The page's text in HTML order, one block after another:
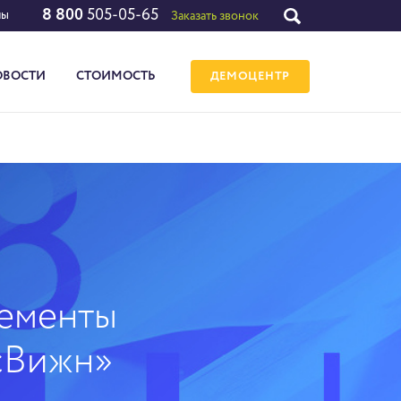
8 800 505-05-65 Заказать звонок
СТОИМОСТЬ ДЕМОЦЕНТР